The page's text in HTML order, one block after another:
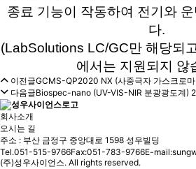
종료 기능이 작동하여 전기와
다.
(LabSolutions LC/GC만 해당되
에서는 지원되지 않
이전글GCMS-QP2020 NX (사중극자 가스크로
다음글Biospec-nano (UV-VIS-NIR 분광광도계)
회사소개
오시는 길
주소 : 부산 금정구 중앙대로 1598 성우빌딩
Tel.051-515-9766Fax:051-783-9766E-
(주)성우사이언스. All rights reserved.